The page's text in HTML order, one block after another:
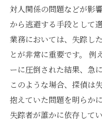
対人関係の問題などが影
から逃避する手段として
業務においては、失踪し
とが非常に重要です。 例
ーに圧倒された結果、急
このような場合、探偵は
抱えていた問題を明らか
失踪者が誰かに依存して